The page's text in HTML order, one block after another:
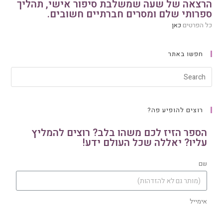
הרצאה של שעה שמשלבת סיפור אישי, תהליך
ספרותי שלם ומסרים חברתיים חשובים.
כל הפרטים כאן
חפשו באתר
רוצים להופיע פה?
הספר הזיז לכם משהו בלב? רוצים להמליץ
עליו? יאללה שכל העולם ידע!
שם
אימייל